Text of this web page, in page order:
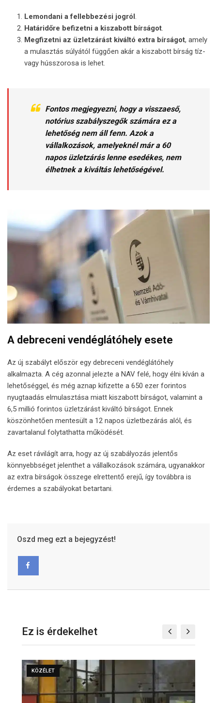
Lemondani a fellebbezési jogról
Határidőre befizetni a kiszabott bírságot
Megfizetni az üzletzárást kiváltó extra bírságot, amely
a mulasztás súlyától függően akár a kiszabott bírság tíz-
vagy hússzorosa is lehet.
Fontos megjegyezni, hogy a visszaeső,
notórius szabályszegők számára ez a
lehetőség nem áll fenn. Azok a
vállalkozások, amelyeknél már a 60
napos üzletzárás lenne esedékes, nem
élhetnek a kiváltás lehetőségével.
A debreceni vendéglátóhely esete
Az új szabályt először egy debreceni vendéglátóhely
alkalmazta. A cég azonnal jelezte a NAV felé, hogy élni kíván a
lehetőséggel, és még aznap kifizette a 650 ezer forintos
nyugtaadás elmulasztása miatt kiszabott bírságot, valamint a
6,5 millió forintos üzletzárást kiváltó bírságot. Ennek
köszönhetően mentesült a 12 napos üzletbezárás alól, és
zavartalanul folytathatta működését.
Az eset rávilágít arra, hogy az új szabályozás jelentős
könnyebbséget jelenthet a vállalkozások számára, ugyanakkor
az extra bírságok összege elrettentő erejű, így továbbra is
érdemes a szabályokat betartani.
Oszd meg ezt a bejegyzést!
Ez is érdekelhet
KÖZÉLET